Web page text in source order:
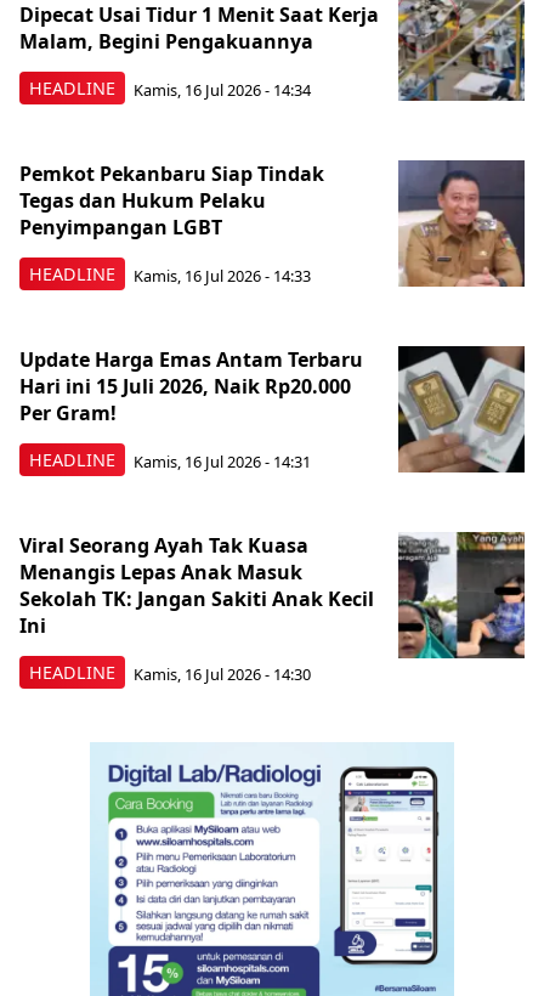
HEADLINE
Dipecat Usai Tidur 1 Menit Saat Kerja
Malam, Begini Pengakuannya
Kamis, 16 Jul 2026 - 14:34
HEADLINE
Pemkot Pekanbaru Siap Tindak
Tegas dan Hukum Pelaku
Penyimpangan LGBT
Kamis, 16 Jul 2026 - 14:33
HEADLINE
Update Harga Emas Antam Terbaru
Hari ini 15 Juli 2026, Naik Rp20.000
Per Gram!
Kamis, 16 Jul 2026 - 14:31
HEADLINE
Viral Seorang Ayah Tak Kuasa
Menangis Lepas Anak Masuk
Sekolah TK: Jangan Sakiti Anak Kecil
Ini
Kamis, 16 Jul 2026 - 14:30